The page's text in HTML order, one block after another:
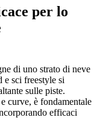
per lo
di uno strato di neve
e sci freestyle si
sulle piste.
curve, è fondamentale
efficaci